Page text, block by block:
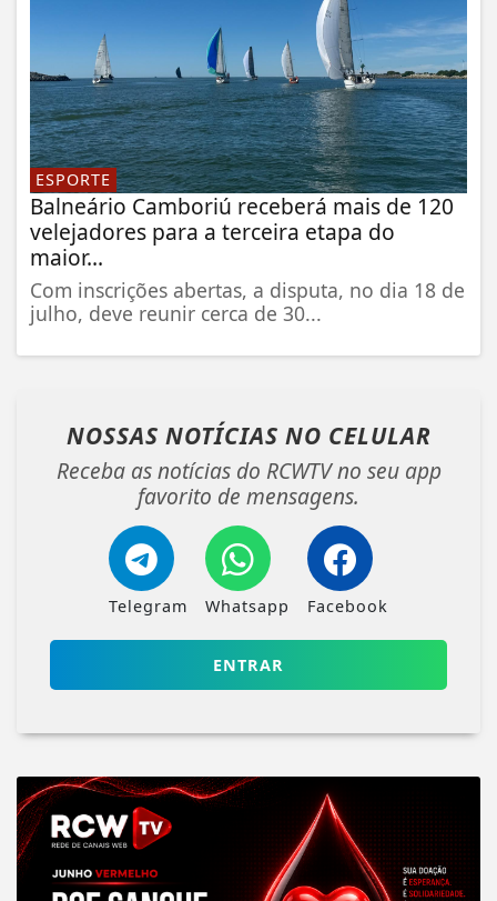
ESPORTE
Balneário Camboriú receberá mais de 120
velejadores para a terceira etapa do
maior...
Com inscrições abertas, a disputa, no dia 18 de
julho, deve reunir cerca de 30...
NOSSAS NOTÍCIAS NO CELULAR
Receba as notícias do RCWTV no seu app
favorito de mensagens.
Telegram Whatsapp Facebook
ENTRAR